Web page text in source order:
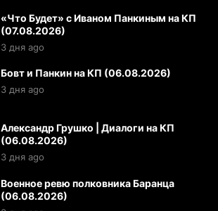
«Что Будет» с Иваном Панкиным на КП
(07.08.2026)
3 дня ago
Бовт и Панкин на КП (06.08.2026)
3 дня ago
Александр Грушко | Диалоги на КП
(06.08.2026)
3 дня ago
Военное ревю полковника Баранца
(06.08.2026)